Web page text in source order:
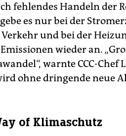
fehlendes Handeln der
es nur bei der
Verkehr und bei der
wieder an.
warnte CCC-Chef
ohne dringende neue
of Klimaschutz